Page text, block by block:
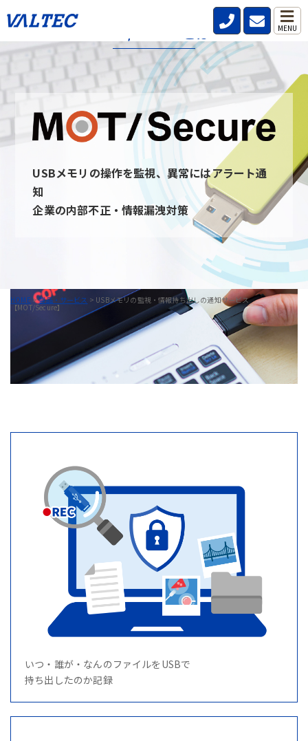
MENU
HOME >製品・サービス > USBメモリの監視・情報持ち出しの通知サービス
【MOT/Secure】
USBメモリの操作を監視、異常にはアラート通
知
企業の内部不正・情報漏洩対策
MOT/secureとは、社内・社外問わず従業員が利用するPCのUSB
デバイスを監視し、いつ・誰が・どんな情報を持ち出したのか記
録と通知を行うことができるサービスです。
USBデバイスを監視することを周知させることで情報の持ち出し
を牽制し、防止できます。 また、MOT/secureと通信ができない
MOT/Secureへのお問い合わせ
いつ・誰が・なんのファイルをUSBで
持ち出したのか記録